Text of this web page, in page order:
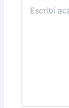
acá...